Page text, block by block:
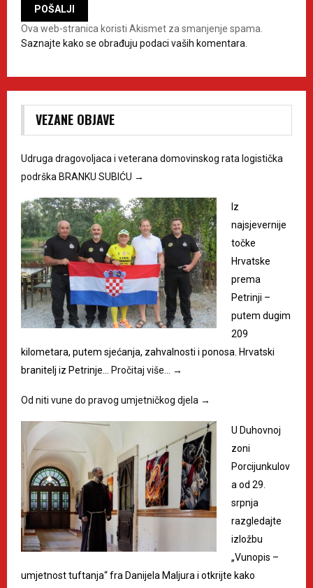
Ova web-stranica koristi Akismet za smanjenje spama.
Saznajte kako se obrađuju podaci vaših komentara.
VEZANE OBJAVE
Udruga dragovoljaca i veterana domovinskog rata logistička
podrška BRANKU SUBIĆU →
Iz
najsjevernije
točke
Hrvatske
prema
Petrinji –
putem dugim
209
kilometara, putem sjećanja, zahvalnosti i ponosa. Hrvatski
branitelj iz Petrinje… Pročitaj više… →
Od niti vune do pravog umjetničkog djela →
U Duhovnoj
zoni
Porcijunkulov
a od 29.
srpnja
razgledajte
izložbu
„Vunopis –
umjetnost tuftanja“ fra Danijela Maljura i otkrijte kako